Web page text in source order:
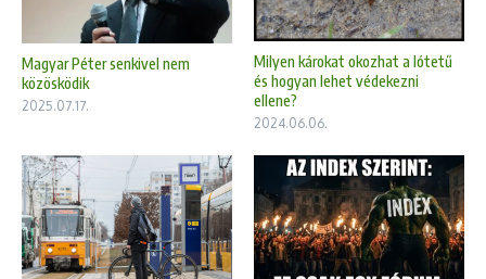
Magyar Péter senkivel nem
közösködik
2025.07.17.
Milyen károkat okozhat a lótetű
és hogyan lehet védekezni
ellene?
2024.06.06.